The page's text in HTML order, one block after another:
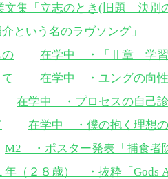
集「立志のとき(旧題 決別
という名のラヴソング」
在学中 ・「Ⅱ章 学習
在学中 ・ユングの向
在学中 ・プロセスの自己
在学中 ・僕の抱く理想
M2 ・ポスター発表「捕食者
年（２８歳） ・抜粋「Gods